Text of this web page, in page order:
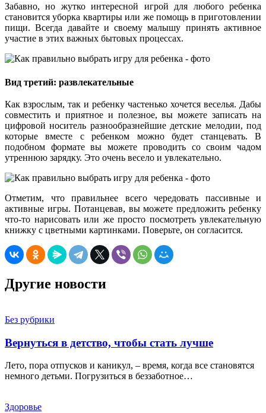
Забавно, но жутко интересной игрой для любого ребенка
становится уборка квартиры или же помощь в приготовлении
пищи. Всегда давайте и своему малышу принять активное
участие в этих важных бытовых процессах.
Вид третий: развлекательные
Как взрослым, так и ребенку частенько хочется веселья. Дабы
совместить и приятное и полезное, вы можете записать на
цифровой носитель разнообразнейшие детские мелодии, под
которые вместе с ребенком можно будет станцевать. В
подобном формате вы можете проводить со своим чадом
утреннюю зарядку. Это очень весело и увлекательно.
Отметим, что правильнее всего чередовать пассивные и
активные игры. Потанцевав, вы можете предложить ребенку
что-то нарисовать или же просто посмотреть увлекательную
книжку с цветными картинками. Поверьте, он согласится.
Другие новости
Без рубрики
Вернуться в детство, чтобы стать лучше
Лето, пора отпусков и каникул, – время, когда все становятся
немного детьми. Погрузиться в беззаботное…
Здоровье